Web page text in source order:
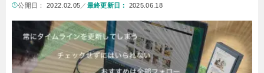
公開日： 2022.02.05 ／ 最終更新日： 2025.06.18